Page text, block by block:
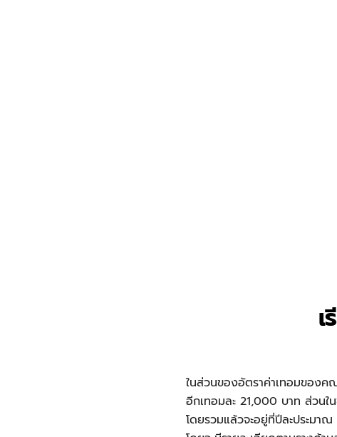
ในส่วนของอัตราค่าเทอมของค
อีกเทอมละ 21,000 บาท ส่วนใ
โดยรวมแล้วจะอยู่ที่ปีละประม